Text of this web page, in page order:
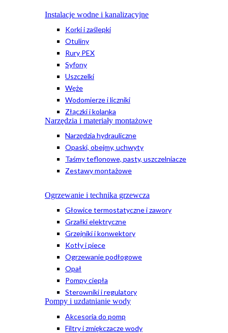
Instalacje wodne i kanalizacyjne
Korki i zaślepki
Otuliny
Rury PEX
Syfony
Uszczelki
Węże
Wodomierze i liczniki
Złączki i kolanka
Narzędzia i materiały montażowe
Narzędzia hydrauliczne
Opaski, obejmy, uchwyty
Taśmy teflonowe, pasty, uszczelniacze
Zestawy montażowe
Ogrzewanie i technika grzewcza
Głowice termostatyczne i zawory
Grzałki elektryczne
Grzejniki i konwektory
Kotły i piece
Ogrzewanie podłogowe
Opał
Pompy ciepła
Sterowniki i regulatory
Pompy i uzdatnianie wody
Akcesoria do pomp
Filtry i zmiękczacze wody